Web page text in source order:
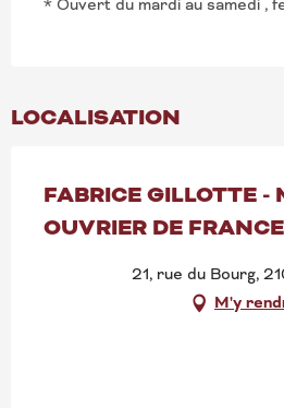
* Ouvert du mardi au samedi ,
LOCALISATION
FABRICE GILLOTTE -
OUVRIER DE FRANCE
21, rue du Bourg,
M'y